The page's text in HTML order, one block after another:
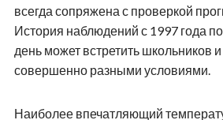
всегда сопряжена с проверкой
История наблюдений с 1997 года
день может встретить школьников и
совершенно разными условиями.
Наиболее впечатляющий